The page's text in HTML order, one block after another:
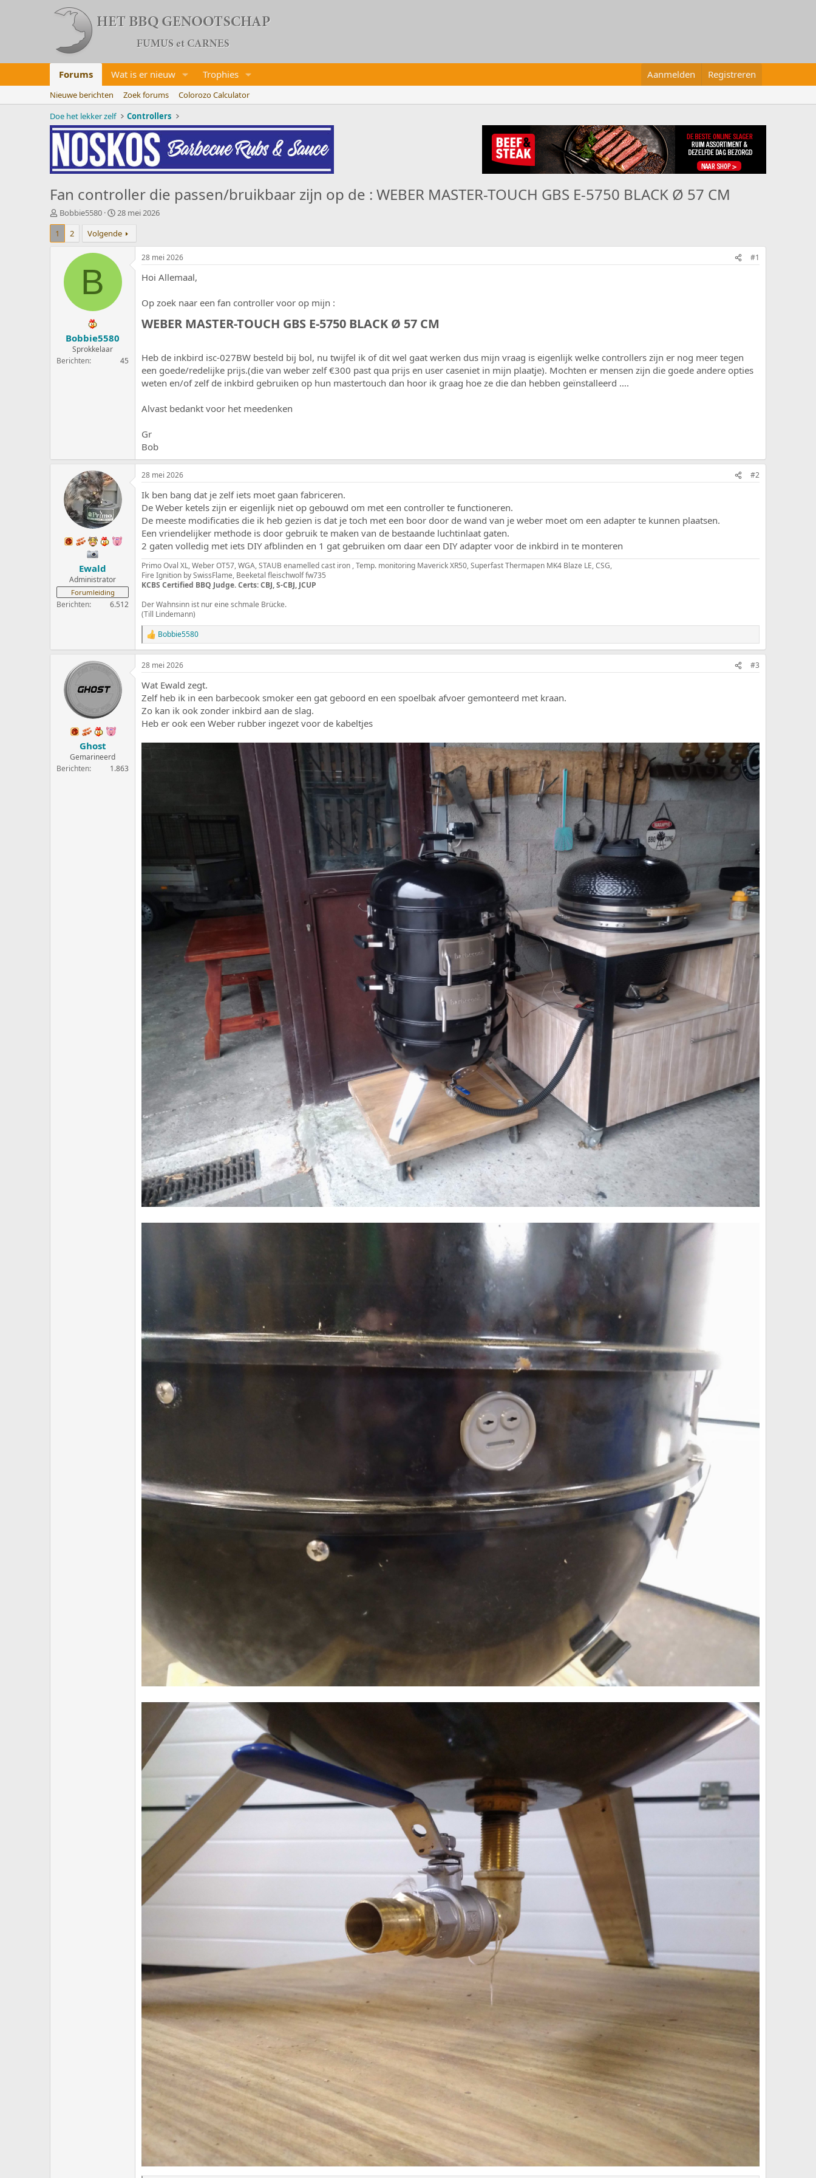
Forums Wat is er nieuw Trophies Aanmelden Registreren
Nieuwe berichten Zoek forums
Colorozo Calculator
Doe het lekker zelf
Controllers
Fan controller die passen/bruikbaar zijn op de : WEBER MASTER-TOUCH GBS E-5750 BLACK Ø 57 CM
O
n
e
e
Bobbie5580
S
a
r
d
u
28 mei 2026
1
2 Volgende
B
Bobbie5580
Sprokkelaar
Berichten
45
28 mei 2026 #1
Hoi Allemaal,
Op zoek naar een fan controller voor op mijn :
WEBER MASTER-TOUCH GBS E-5750 BLACK Ø 57 CM​
Heb de inkbird isc-027BW besteld bij bol, nu twijfel ik of dit wel gaat werken dus mijn vraag is eigenlijk welke controllers zijn er nog meer tegen
een goede/redelijke prijs.(die van weber zelf €300 past qua prijs en user caseniet in mijn plaatje). Mochten er mensen zijn die goede andere opties
weten en/of zelf de inkbird gebruiken op hun mastertouch dan hoor ik graag hoe ze die dan hebben geïnstalleerd ….
Alvast bedankt voor het meedenken
Gr
Bob
Ewald
Administrator
Forumleiding
Berichten 6.512
28 mei 2026 #2
Ik ben bang dat je zelf iets moet gaan fabriceren.
De Weber ketels zijn er eigenlijk niet op gebouwd om met een controller te functioneren.
De meeste modificaties die ik heb gezien is dat je toch met een boor door de wand van je weber moet om een adapter te kunnen plaatsen.
Een vriendelijker methode is door gebruik te maken van de bestaande luchtinlaat gaten.
2 gaten volledig met iets DIY afblinden en 1 gat gebruiken om daar een DIY adapter voor de inkbird in te monteren
Primo Oval XL, Weber OT57, WGA, STAUB enamelled cast iron , Temp. monitoring Maverick XR50, Superfast Thermapen MK4 Blaze LE, CSG,
Fire Ignition by SwissFlame, Beeketal fleischwolf fw735
KCBS Certified BBQ Judge. Certs: CBJ, S-CBJ, JCUP
Der Wahnsinn ist nur eine schmale Brücke.
(Till Lindemann)
W
a
a
r
e
r
i
n
g
n
Bobbie5580
Ghost
Gemarineerd
Berichten
1.863
28 mei 2026 #3
Wat Ewald zegt.
Zelf heb ik in een barbecook smoker een gat geboord en een spoelbak afvoer gemonteerd met kraan.
Zo kan ik ook zonder inkbird aan de slag.
Heb er ook een Weber rubber ingezet voor de kabeltjes